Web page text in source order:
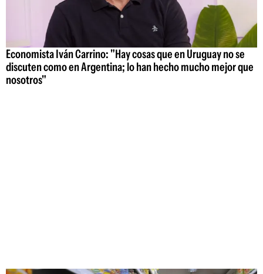
Economista Iván Carrino: "Hay cosas que en Uruguay no se
discuten como en Argentina; lo han hecho mucho mejor que
nosotros"